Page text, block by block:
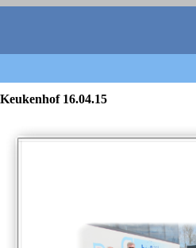
Direkt zum Seiteninhalt
Keukenhof 16.04.15